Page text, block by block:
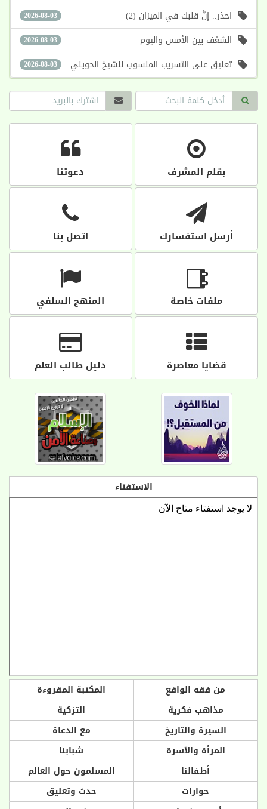
2026-08-03 احذر.. إنَّ قلبك في الميزان (2)
2026-08-03 الشغف بين الأمس واليوم
2026-08-03 تعليق على التسريب المنسوب للشيخ الحويني
بقلم المشرف دعوتنا
أرسل استفسارك اتصل بنا
ملفات خاصة المنهج السلفي
قضايا معاصرة دليل طالب العلم
الاستفتاء
من فقه الواقع
المكتبة المقروءة
مذاهب فكرية
التزكية
السيرة والتاريخ
مع الدعاة
المرأة والأسرة
شبابنا
أطفالنا
المسلمون حول العالم
حوارات
حدث وتعليق